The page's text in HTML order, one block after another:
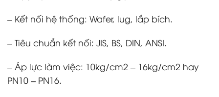
– Kết nối hệ thống: Wafer, lug, lắp bích.
– Tiêu chuẩn kết nối: JIS, BS, DIN, ANSI.
– Áp lực làm việc: 10kg/cm2 – 16kg/cm2 hay
PN10 – PN16.